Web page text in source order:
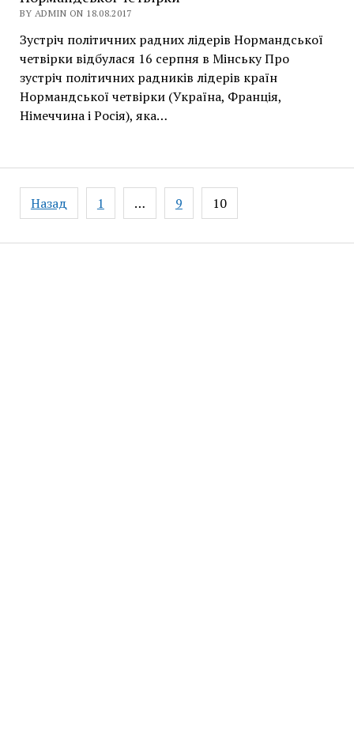
BY ADMIN ON 18.08.2017
Зустріч політичних радних лідерів Нормандської
четвірки відбулася 16 серпня в Мінську Про
зустріч політичних радників лідерів країн
Нормандської четвірки (Україна, Франція,
Німеччина і Росія), яка…
Навігація
записів
Назад 1 … 9 10